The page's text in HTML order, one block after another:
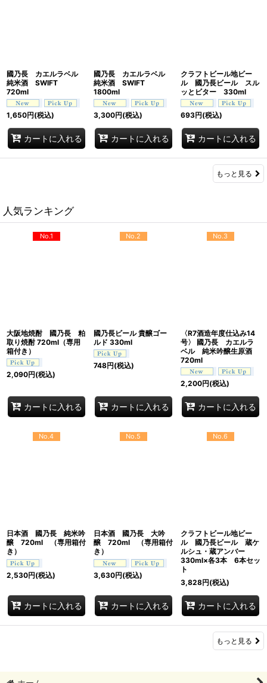
國乃長 カエルラベル
純米酒 SWIFT
720ml
1,650円(税込)
カートに入れる
國乃長 カエルラベル
純米酒 SWIFT
1800ml
3,300円(税込)
カートに入れる
クラフトビール地ビー
ル 國乃長ビール スル
ッとビター 330ml
693円(税込)
カートに入れる
もっと見る
人気ランキング
No.1
大阪地焼酎 國乃長 粕
取り焼酎 720ml（専用
箱付き）
2,090円(税込)
カートに入れる
No.2
國乃長ビール 貴醸ゴー
ルド 330ml
748円(税込)
カートに入れる
No.3
〈R7酒造年度仕込み14
号〉 國乃長 カエルラ
ベル 純米吟醸生原酒
720ml
2,200円(税込)
カートに入れる
No.4
日本酒 國乃長 純米吟
醸 720ml （専用箱付
き）
2,530円(税込)
カートに入れる
No.5
日本酒 國乃長 大吟
醸 720ml （専用箱付
き）
3,630円(税込)
カートに入れる
No.6
クラフトビール地ビー
ル 國乃長ビール 蔵ケ
ルシュ・蔵アンバー
330ml×各3本 6本セッ
ト
3,828円(税込)
カートに入れる
もっと見る